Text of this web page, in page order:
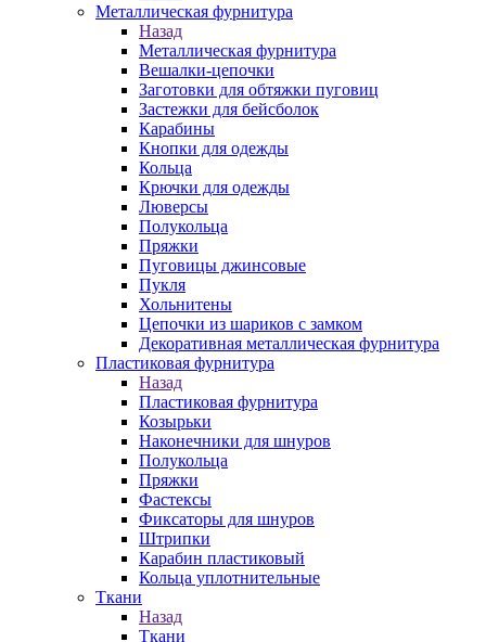
Металлическая фурнитура
Назад
Металлическая фурнитура
Вешалки-цепочки
Заготовки для обтяжки пуговиц
Застежки для бейсболок
Карабины
Кнопки для одежды
Кольца
Крючки для одежды
Люверсы
Полукольца
Пряжки
Пуговицы джинсовые
Пукля
Хольнитены
Цепочки из шариков с замком
Декоративная металлическая фурнитура
Пластиковая фурнитура
Назад
Пластиковая фурнитура
Козырьки
Наконечники для шнуров
Полукольца
Пряжки
Фастексы
Фиксаторы для шнуров
Штрипки
Карабин пластиковый
Кольца уплотнительные
Ткани
Назад
Ткани